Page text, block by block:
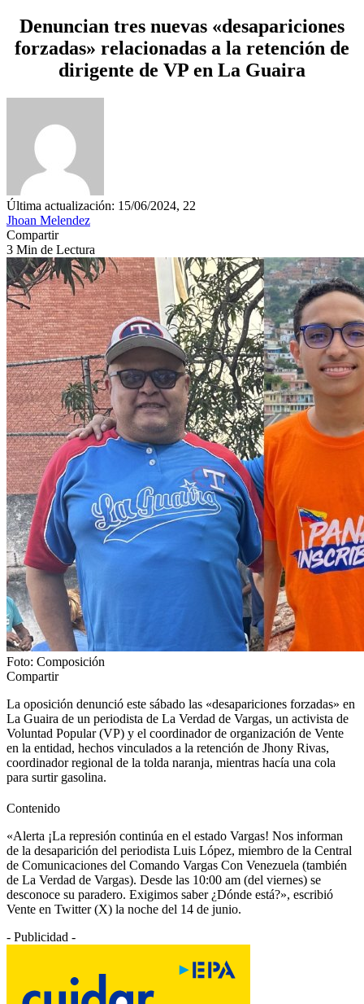
Denuncian tres nuevas «desapariciones
forzadas» relacionadas a la retención de
dirigente de VP en La Guaira
Última actualización: 15/06/2024, 22
Jhoan Melendez
Compartir
3 Min de Lectura
Foto: Composición
Compartir
La oposición denunció este sábado las «desapariciones forzadas» en
La Guaira de un periodista de La Verdad de Vargas, un activista de
Voluntad Popular (VP) y el coordinador de organización de Vente
en la entidad, hechos vinculados a la retención de Jhony Rivas,
coordinador regional de la tolda naranja, mientras hacía una cola
para surtir gasolina.
Contenido
«Alerta ¡La represión continúa en el estado Vargas! Nos informan
de la desaparición del periodista Luis López, miembro de la Central
de Comunicaciones del Comando Vargas Con Venezuela (también
de La Verdad de Vargas). Desde las 10:00 am (del viernes) se
desconoce su paradero. Exigimos saber ¿Dónde está?», escribió
Vente en Twitter (X) la noche del 14 de junio.
- Publicidad -